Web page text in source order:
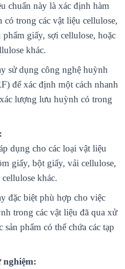
chuẩn này là xác định hàm
trong các vật liệu cellulose,
phẩm giấy, sợi cellulose, hoặc
khác.
sử dụng công nghệ huỳnh
để xác định một cách nhanh
lượng lưu huỳnh có trong
dụng cho các loại vật liệu
giấy, bột giấy, vải cellulose,
cellulose khác.
đặc biệt phù hợp cho việc
trong các vật liệu đã qua xử
sản phẩm có thể chứa các tạp
nghiệm: